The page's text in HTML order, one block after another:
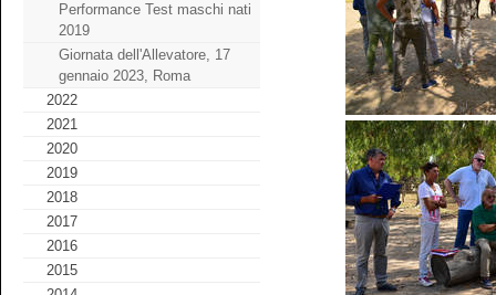
Performance Test maschi nati
2019
Giornata dell'Allevatore, 17
gennaio 2023, Roma
2022
2021
2020
2019
2018
2017
2016
2015